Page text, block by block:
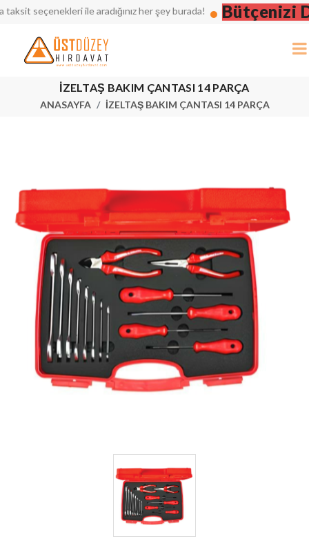
seçenekleri ile aradığınız her şey burada! Bütçenizi
İZELTAŞ BAKIM ÇANTASI 14 PARÇA
ANASAYFA İZELTAŞ BAKIM ÇANTASI 14 PARÇA